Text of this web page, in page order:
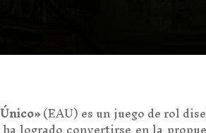
(EAU) es un juego de rol